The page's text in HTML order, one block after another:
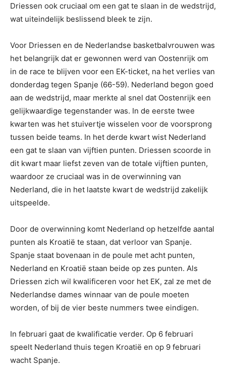
Driessen ook cruciaal om een gat te slaan in de wedstrijd,
wat uiteindelijk beslissend bleek te zijn.
Voor Driessen en de Nederlandse basketbalvrouwen was
het belangrijk dat er gewonnen werd van Oostenrijk om
in de race te blijven voor een EK-ticket, na het verlies van
donderdag tegen Spanje (66-59). Nederland begon goed
aan de wedstrijd, maar merkte al snel dat Oostenrijk een
gelijkwaardige tegenstander was. In de eerste twee
kwarten was het stuivertje wisselen voor de voorsprong
tussen beide teams. In het derde kwart wist Nederland
een gat te slaan van vijftien punten. Driessen scoorde in
dit kwart maar liefst zeven van de totale vijftien punten,
waardoor ze cruciaal was in de overwinning van
Nederland, die in het laatste kwart de wedstrijd zakelijk
uitspeelde.
Door de overwinning komt Nederland op hetzelfde aantal
punten als Kroatië te staan, dat verloor van Spanje.
Spanje staat bovenaan in de poule met acht punten,
Nederland en Kroatië staan beide op zes punten. Als
Driessen zich wil kwalificeren voor het EK, zal ze met de
Nederlandse dames winnaar van de poule moeten
worden, of bij de vier beste nummers twee eindigen.
In februari gaat de kwalificatie verder. Op 6 februari
speelt Nederland thuis tegen Kroatië en op 9 februari
wacht Spanje.